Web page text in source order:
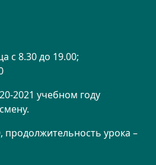
с 8.30 до 19.00;
2021 учебном году
продолжительность урока –